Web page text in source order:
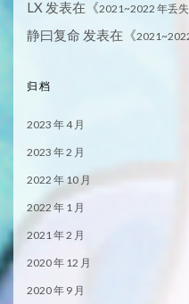
LX 发表在《2021~2022 年丢
静曰复命 发表在《
归档
2023 年 4 月
2023 年 2 月
2022 年 10 月
2022 年 1 月
2021 年 2 月
2020 年 12 月
2020 年 9 月